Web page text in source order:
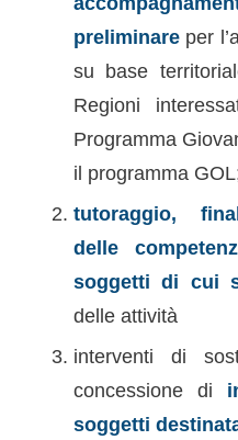
preliminareper
su base
Regioni
Programma
il programma
tutoraggio,
delle
soggetti di cui
delle attività
interventi di
concessione di
soggetti